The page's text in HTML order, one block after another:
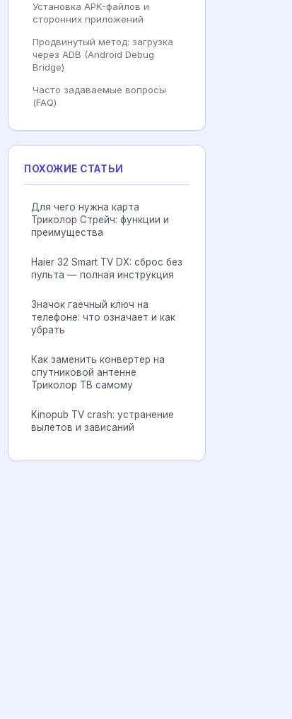
Установка APK-файлов и
сторонних приложений
Продвинутый метод: загрузка
через ADB (Android Debug
Bridge)
Часто задаваемые вопросы
(FAQ)
ПОХОЖИЕ СТАТЬИ
Для чего нужна карта
Триколор Стрейч: функции и
преимущества
Haier 32 Smart TV DX: сброс без
пульта — полная инструкция
Значок гаечный ключ на
телефоне: что означает и как
убрать
Как заменить конвертер на
спутниковой антенне
Триколор ТВ самому
Kinopub TV crash: устранение
вылетов и зависаний